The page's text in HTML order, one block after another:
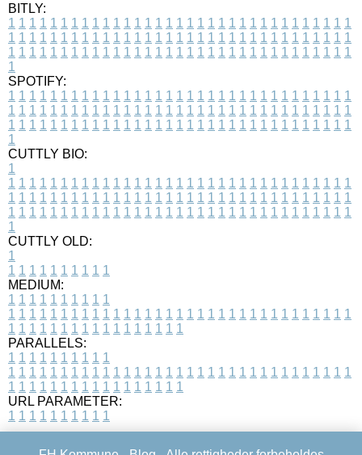
BITLY:
1 1 1 1 1 1 1 1 1 1 1 1 1 1 1 1 1 1 1 1 1 1 1 1 1 1 1 1 1 1 1 1 1
1 1 1 1 1 1 1 1 1 1 1 1 1 1 1 1 1 1 1 1 1 1 1 1 1 1 1 1 1 1 1 1 1
1 1 1 1 1 1 1 1 1 1 1 1 1 1 1 1 1 1 1 1 1 1 1 1 1 1 1 1 1 1 1 1 1
1
SPOTIFY:
1 1 1 1 1 1 1 1 1 1 1 1 1 1 1 1 1 1 1 1 1 1 1 1 1 1 1 1 1 1 1 1 1
1 1 1 1 1 1 1 1 1 1 1 1 1 1 1 1 1 1 1 1 1 1 1 1 1 1 1 1 1 1 1 1 1
1 1 1 1 1 1 1 1 1 1 1 1 1 1 1 1 1 1 1 1 1 1 1 1 1 1 1 1 1 1 1 1 1
1
CUTTLY BIO:
1
1 1 1 1 1 1 1 1 1 1 1 1 1 1 1 1 1 1 1 1 1 1 1 1 1 1 1 1 1 1 1 1 1
1 1 1 1 1 1 1 1 1 1 1 1 1 1 1 1 1 1 1 1 1 1 1 1 1 1 1 1 1 1 1 1 1
1 1 1 1 1 1 1 1 1 1 1 1 1 1 1 1 1 1 1 1 1 1 1 1 1 1 1 1 1 1 1 1 1
1
CUTTLY OLD:
1
1 1 1 1 1 1 1 1 1 1
MEDIUM:
1 1 1 1 1 1 1 1 1 1
1 1 1 1 1 1 1 1 1 1 1 1 1 1 1 1 1 1 1 1 1 1 1 1 1 1 1 1 1 1 1 1 1
1 1 1 1 1 1 1 1 1 1 1 1 1 1 1 1 1
PARALLELS:
1 1 1 1 1 1 1 1 1 1
1 1 1 1 1 1 1 1 1 1 1 1 1 1 1 1 1 1 1 1 1 1 1 1 1 1 1 1 1 1 1 1 1
1 1 1 1 1 1 1 1 1 1 1 1 1 1 1 1 1
URL PARAMETER:
1 1 1 1 1 1 1 1 1 1